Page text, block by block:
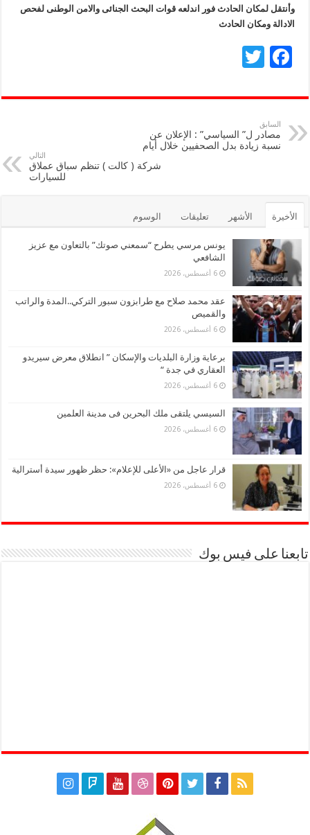
وأنتقل لمكان الحادث فور اندلعه قوات البحث الجنائى والامن الوطنى لفحص
الادالة ومكان الحادث
F
e
b
o
tt
السابق
مصادر ل” السياسي” : الإعلان عن
نسبة زيادة بدل الصحفيين خلال أيام
التالي
شركة ( كالت ) تنظم سباق عملاق
للسيارات
الأخيرة الأشهر تعليقات الوسوم
يونس مرسي يطرح “سمعني صوتك” بالتعاون مع عزيز
الشافعي
6 أغسطس، 2026
عقد محمد صلاح مع طرابزون سبور التركي..المدة والراتب
والقميص
6 أغسطس، 2026
برعاية وزارة البلديات والإسكان ” انطلاق معرض سيريدو
العقاري في جدة “
6 أغسطس، 2026
السيسي يلتقى ملك البحرين فى مدينة العلمين
6 أغسطس، 2026
قرار عاجل من «الأعلى للإعلام»: حظر ظهور سيدة أسترالية
6 أغسطس، 2026
تابعنا على فيس بوك